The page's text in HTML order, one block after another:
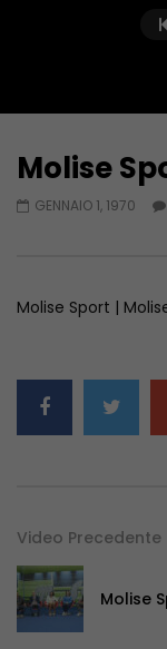
Molise
GENNAIO 1, 1970
Molise Sport |
Video Precedente
Molise